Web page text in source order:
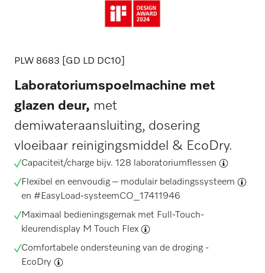
PLW 8683 [GD LD DC10]
Laboratoriumspoelmachine met
glazen deur, met
demiwateraansluiting, dosering
vloeibaar reinigingsmiddel & EcoDry.
Capaciteit/charge bijv. 128 laboratoriumflessen
Flexibel en eenvoudig – modulair beladingssysteem
en #EasyLoad-systeemCO_17411946
Maximaal bedieningsgemak met Full-Touch-
kleurendisplay M Touch Flex
Comfortabele ondersteuning van de droging -
EcoDry